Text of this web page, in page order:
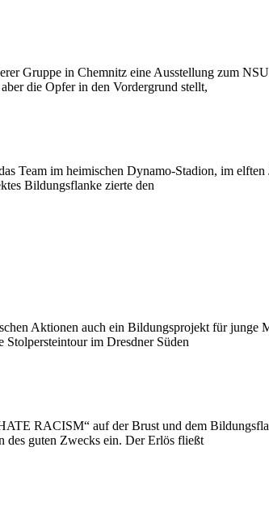
Gruppe in Chemnitz eine Ausstellung zum
die Opfer in den Vordergrund stellt,
Team im heimischen Dynamo-Stadion, im
Bildungsflanke zierte den
Aktionen auch ein Bildungsprojekt für junge
im Dresdner Süden
RACISM“ auf der Brust und dem
des guten Zwecks ein. Der Erlös fließt